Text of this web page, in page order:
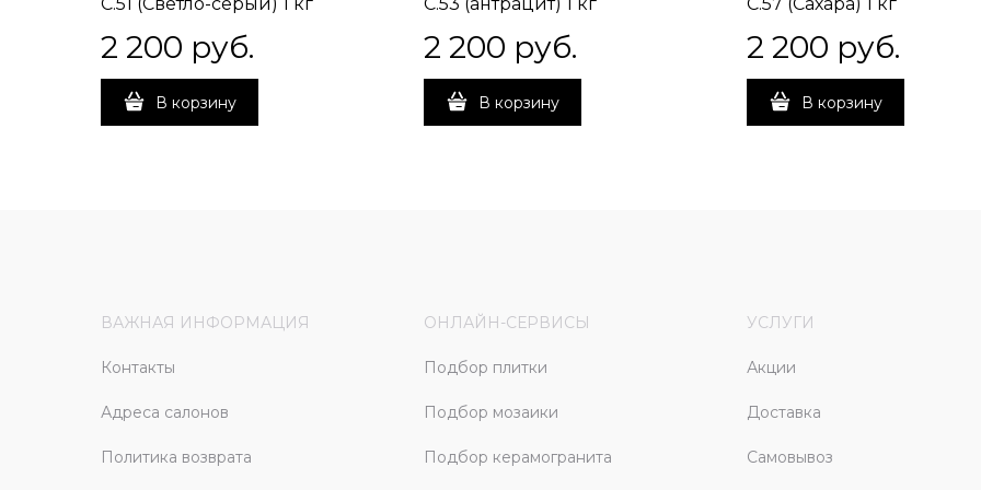
2 200 руб.
В корзину
2 200 руб.
В корзину
2 200 руб.
В корзину
ВАЖНАЯ ИНФОРМАЦИЯ
Контакты
Адреса салонов
Политика возврата
ОНЛАЙН-СЕРВИСЫ
Подбор плитки
Подбор мозаики
Подбор керамогранита
УСЛУГИ
Акции
Доставка
Самовывоз